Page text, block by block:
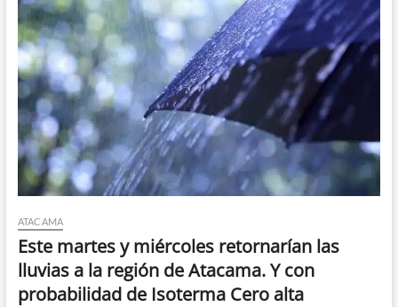
ATACAMA
Este martes y miércoles retornarían las
lluvias a la región de Atacama. Y con
probabilidad de Isoterma Cero alta